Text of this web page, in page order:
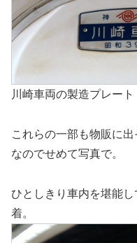
川崎車両の製造プレート
これらの一部も物販に
なのでせめて写真で。
ひとしきり車内を堪能
着。